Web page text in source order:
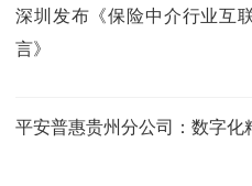
深圳发布《保险中介行业互
言》
平安普惠贵州分公司：数字化